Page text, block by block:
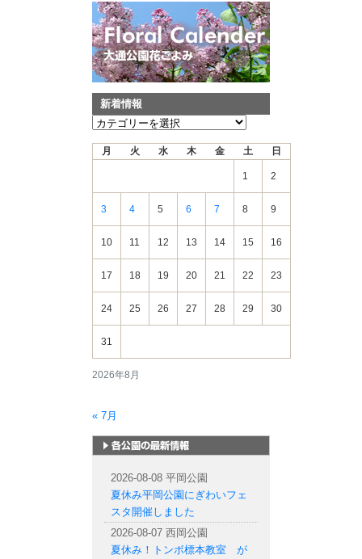
新着情報
新
2026年8月
月 火 水 木 金 土 日
1 2
3 4 5 6 7 8 9
10 11 12 13 14 15 16
17 18 19 20 21 22 23
24 25 26 27 28 29 30
31
« 7月
2026-08-08 平岡公園
夏休み平岡公園にぎわいフェ
スタ開催しました
2026-08-07 西岡公園
夏休み！トンボ標本教室 が